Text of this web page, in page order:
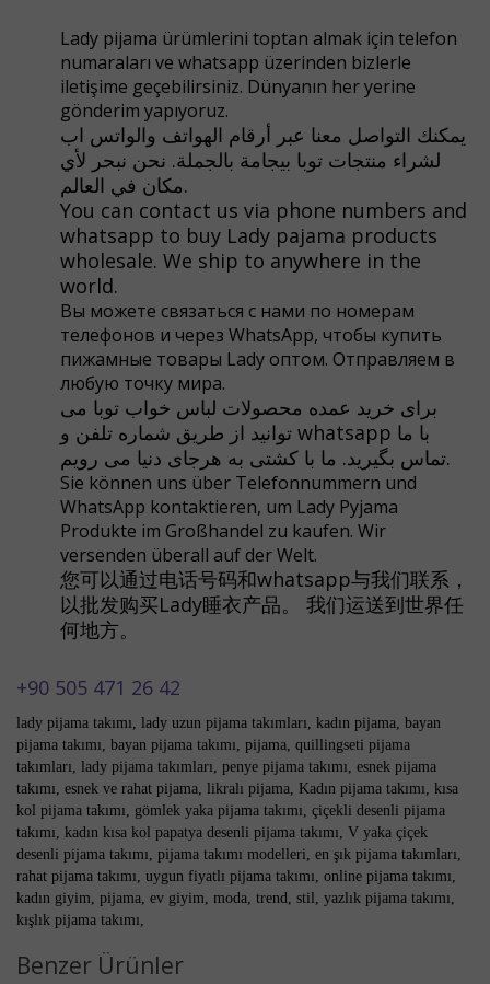
Lady pijama ürümlerini toptan almak için telefon
numaraları ve whatsapp üzerinden bizlerle
iletişime geçebilirsiniz. Dünyanın her yerine
gönderim yapıyoruz.
يمكنك التواصل معنا عبر أرقام الهواتف والواتس اب
لشراء منتجات توبا بيجامة بالجملة. نحن نبحر لأي
مكان في العالم.
You can contact us via phone numbers and
whatsapp to buy Lady pajama products
wholesale. We ship to anywhere in the
world.
Вы можете связаться с нами по номерам
телефонов и через WhatsApp, чтобы купить
пижамные товары Lady оптом. Отправляем в
любую точку мира.
برای خرید عمده محصولات لباس خواب توبا می
توانید از طریق شماره تلفن و whatsapp با ما
تماس بگیرید. ما با کشتی به هرجای دنیا می رویم.
Sie können uns über Telefonnummern und
WhatsApp kontaktieren, um Lady Pyjama
Produkte im Großhandel zu kaufen. Wir
versenden überall auf der Welt.
您可以通过电话号码和whatsapp与我们联系，
以批发购买Lady睡衣产品。 我们运送到世界任
何地方。
+90 505 471 26 42
lady pijama takımı, lady uzun pijama takımları, kadın pijama, bayan
pijama takımı, bayan pijama takımı, pijama, quillingseti pijama
takımları, lady pijama takımları, penye pijama takımı, esnek pijama
takımı, esnek ve rahat pijama, likralı pijama, Kadın pijama takımı, kısa
kol pijama takımı, gömlek yaka pijama takımı, çiçekli desenli pijama
takımı, kadın kısa kol papatya desenli pijama takımı, V yaka çiçek
desenli pijama takımı, pijama takımı modelleri, en şık pijama takımları,
rahat pijama takımı, uygun fiyatlı pijama takımı, online pijama takımı,
kadın giyim, pijama, ev giyim, moda, trend, stil, yazlık pijama takımı,
kışlık pijama takımı,
Benzer Ürünler